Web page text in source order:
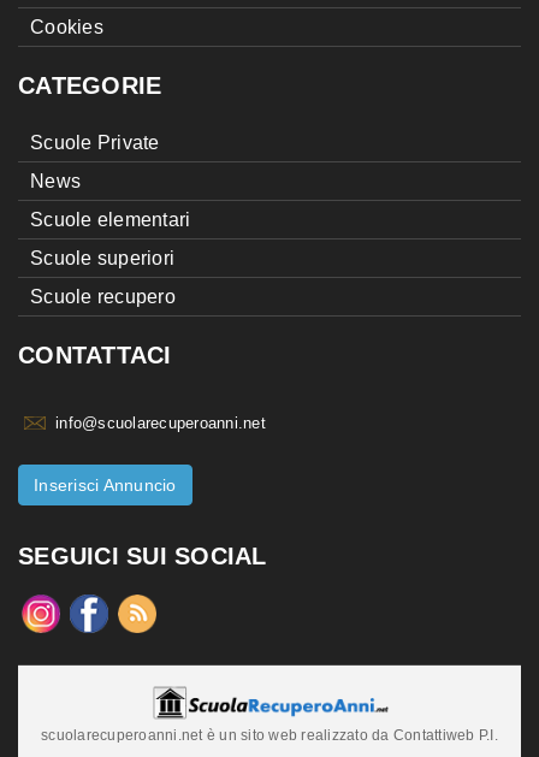
Cookies
CATEGORIE
Scuole Private
News
Scuole elementari
Scuole superiori
Scuole recupero
CONTATTACI
info@scuolarecuperoanni.net
Inserisci Annuncio
SEGUICI SUI SOCIAL
scuolarecuperoanni.net è un sito web realizzato da Contattiweb P.I.